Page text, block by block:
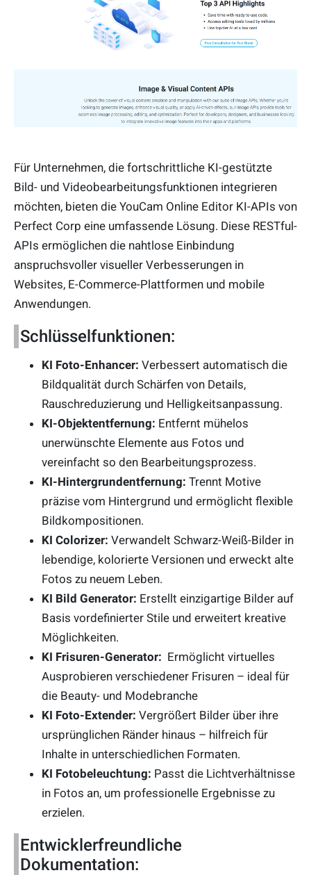
Für Unternehmen, die fortschrittliche KI-gestützte
Bild- und Video­bearbeitungs­funktionen integrieren
möchten, bieten die YouCam Online Editor KI-APIs von
Perfect Corp eine umfassende Lösung. Diese RESTful-
APIs ermöglichen die nahtlose Einbindung
anspruchsvoller visueller Verbesserungen in
Websites, E-Commerce-Plattformen und mobile
Anwendungen.
Schlüsselfunktionen:
KI Foto-Enhancer: Verbessert automatisch die
Bildqualität durch Schärfen von Details,
Rauschreduzierung und Helligkeitsanpassung.
KI-Objektentfernung: Entfernt mühelos
unerwünschte Elemente aus Fotos und
vereinfacht so den Bearbeitungsprozess.
KI-Hintergrundentfernung: Trennt Motive
präzise vom Hintergrund und ermöglicht flexible
Bildkompositionen.
KI Colorizer: Verwandelt Schwarz-Weiß-Bilder in
lebendige, kolorierte Versionen und erweckt alte
Fotos zu neuem Leben.
KI Bild Generator: Erstellt einzigartige Bilder auf
Basis vordefinierter Stile und erweitert kreative
Möglichkeiten.
KI Frisuren-Generator: Ermöglicht virtuelles
Ausprobieren verschiedener Frisuren – ideal für
die Beauty- und Modebranche
KI Foto-Extender: Vergrößert Bilder über ihre
ursprünglichen Ränder hinaus – hilfreich für
Inhalte in unterschiedlichen Formaten.
KI Fotobeleuchtung: Passt die Lichtverhältnisse
in Fotos an, um professionelle Ergebnisse zu
erzielen.
Entwicklerfreundliche
Dokumentation: